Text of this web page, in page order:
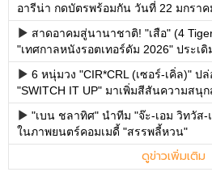
อารีน่า กดบัตรพร้อมกัน วันที่ 22 มกราค
สาดอาคมสู่นานาชาติ! "เสือ" (4
"เทศกาลหนังรอตเทอร์ดัม 2026" ประเ
6 หนุ่มวง "CIR*CRL (เซอร์-เคิ่ล)" ปล่
"SWITCH IT UP" มาเพิ่มสีสันความสนุ
"เบน ชลาทิศ" นำทีม "จ๊ะ-เอม วิทวัส-
ในภาพยนตร์คอมเมดี้ "สรรพลี้หวน"
ดูข่าวเพิ่มเติม